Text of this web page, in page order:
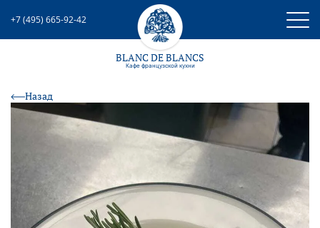
+7 (495) 665-92-42
BLANC DE BLANCS
Кафе французcкой кухни
Назад